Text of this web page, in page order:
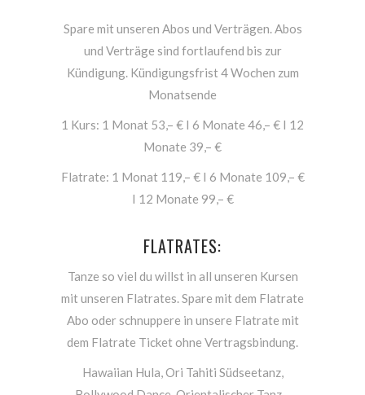
Spare mit unseren Abos und Verträgen. Abos
und Verträge sind fortlaufend bis zur
Kündigung. Kündigungsfrist 4 Wochen zum
Monatsende
1 Kurs: 1 Monat 53,– € I 6 Monate 46,– € I 12
Monate 39,– €
Flatrate: 1 Monat 119,– € I 6 Monate 109,– €
I 12 Monate 99,– €
FLATRATES:
Tanze so viel du willst in all unseren Kursen
mit unseren Flatrates. Spare mit dem Flatrate
Abo oder schnuppere in unsere Flatrate mit
dem Flatrate Ticket ohne Vertragsbindung.
Hawaiian Hula, Ori Tahiti Südseetanz,